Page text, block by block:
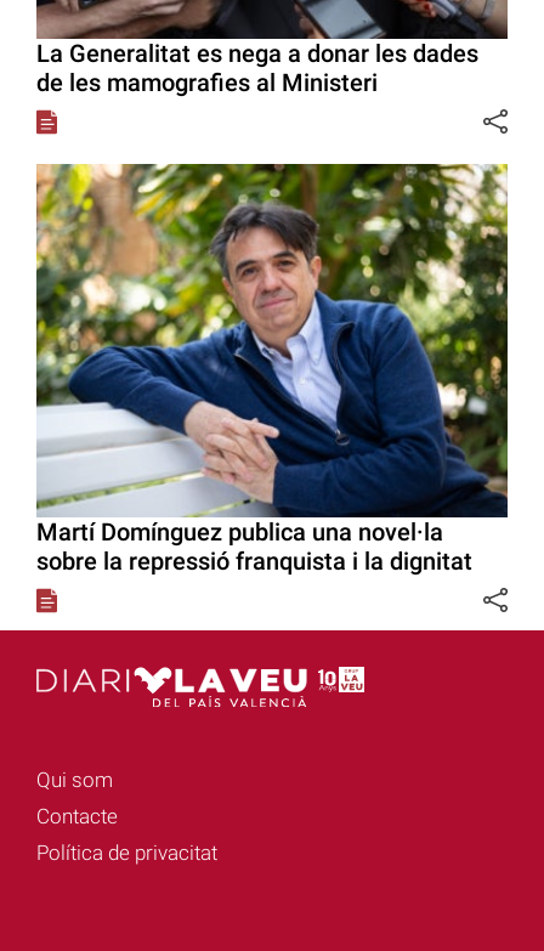
La Generalitat es nega a donar les dades
de les mamografies al Ministeri
Martí Domínguez publica una novel·la
sobre la repressió franquista i la dignitat
Qui som
Contacte
Política de privacitat